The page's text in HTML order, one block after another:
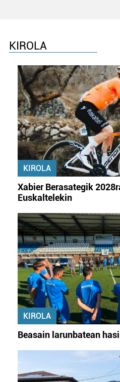
KIROLA
KIROLA
Xabier Berasategik
Euskaltelekin
KIROLA
Beasain larunbatean